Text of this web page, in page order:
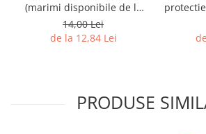
(marimi disponibile de la
1/2'' la 2.1/2'')
14,00 Lei
de la 12,84 Lei
PRODUSE